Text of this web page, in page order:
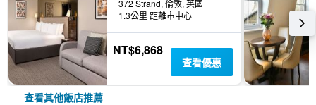
372 Strand, 倫敦, 英國
1.3公里 距離市中心
NT$6,868
查看優惠
查看其他飯店推薦